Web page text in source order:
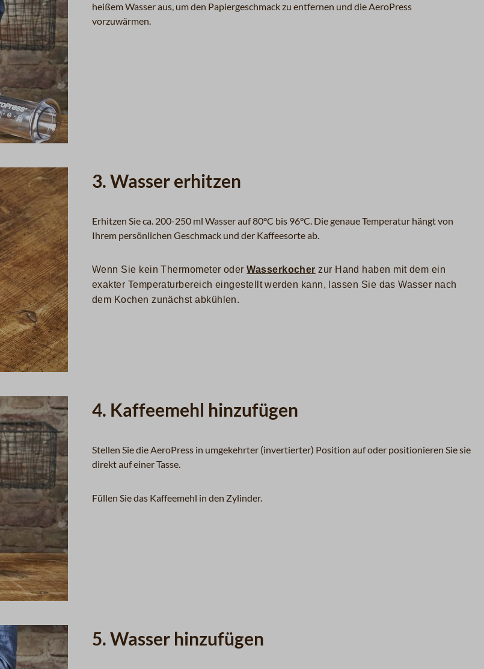
heißem Wasser aus, um den Papiergeschmack zu entfernen und die AeroPress
vorzuwärmen.
3. Wasser erhitzen
Erhitzen Sie ca. 200-250 ml Wasser auf 80°C bis 96°C. Die genaue Temperatur hängt von
Ihrem persönlichen Geschmack und der Kaffeesorte ab.
Wenn Sie kein Thermometer oder Wasserkocher zur Hand haben mit dem ein
exakter Temperaturbereich eingestellt werden kann, lassen Sie das Wasser nach
dem Kochen zunächst abkühlen.
4. Kaffeemehl hinzufügen
Stellen Sie die AeroPress in umgekehrter (invertierter) Position auf oder positionieren Sie sie
direkt auf einer Tasse.
Füllen Sie das Kaffeemehl in den Zylinder.
5. Wasser hinzufügen